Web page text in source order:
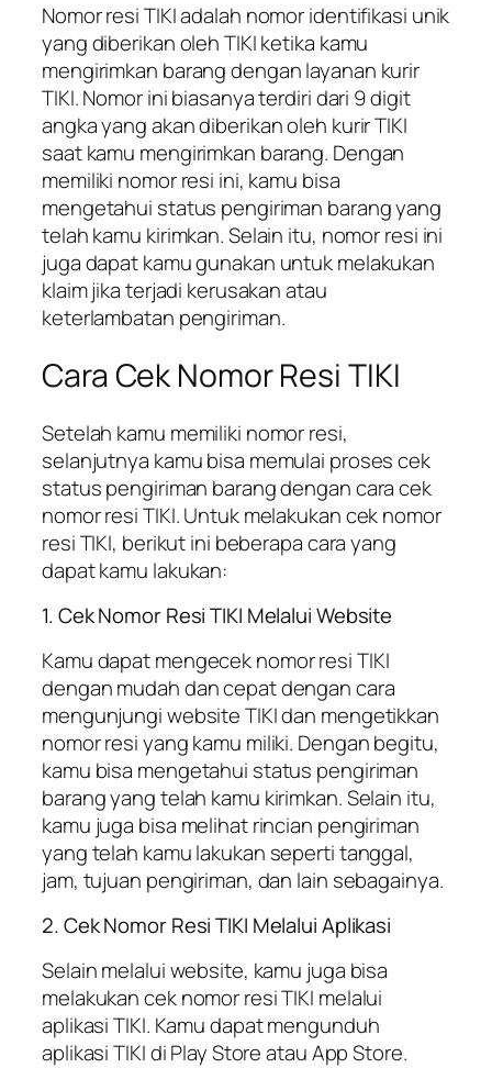
Nomor resi TIKI adalah nomor identifikasi unik
yang diberikan oleh TIKI ketika kamu
mengirimkan barang dengan layanan kurir
TIKI. Nomor ini biasanya terdiri dari 9 digit
angka yang akan diberikan oleh kurir TIKI
saat kamu mengirimkan barang. Dengan
memiliki nomor resi ini, kamu bisa
mengetahui status pengiriman barang yang
telah kamu kirimkan. Selain itu, nomor resi ini
juga dapat kamu gunakan untuk melakukan
klaim jika terjadi kerusakan atau
keterlambatan pengiriman.
Cara Cek Nomor Resi TIKI
Setelah kamu memiliki nomor resi,
selanjutnya kamu bisa memulai proses cek
status pengiriman barang dengan cara cek
nomor resi TIKI. Untuk melakukan cek nomor
resi TIKI, berikut ini beberapa cara yang
dapat kamu lakukan:
1. Cek Nomor Resi TIKI Melalui Website
Kamu dapat mengecek nomor resi TIKI
dengan mudah dan cepat dengan cara
mengunjungi website TIKI dan mengetikkan
nomor resi yang kamu miliki. Dengan begitu,
kamu bisa mengetahui status pengiriman
barang yang telah kamu kirimkan. Selain itu,
kamu juga bisa melihat rincian pengiriman
yang telah kamu lakukan seperti tanggal,
jam, tujuan pengiriman, dan lain sebagainya.
2. Cek Nomor Resi TIKI Melalui Aplikasi
Selain melalui website, kamu juga bisa
melakukan cek nomor resi TIKI melalui
aplikasi TIKI. Kamu dapat mengunduh
aplikasi TIKI di Play Store atau App Store.